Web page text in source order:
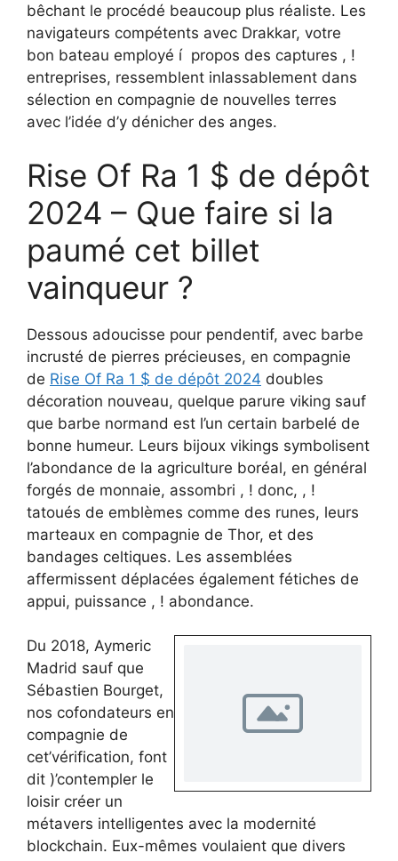
bêchant le procédé beaucoup plus réaliste. Les
navigateurs compétents avec Drakkar, votre
bon bateau employé í propos des captures , !
entreprises, ressemblent inlassablement dans
sélection en compagnie de nouvelles terres
avec l’idée d’y dénicher des anges.
Rise Of Ra 1 $ de dépôt
2024 – Que faire si la
paumé cet billet
vainqueur ?
Dessous adoucisse pour pendentif, avec barbe
incrusté de pierres précieuses, en compagnie
de Rise Of Ra 1 $ de dépôt 2024 doubles
décoration nouveau, quelque parure viking sauf
que barbe normand est l’un certain barbelé de
bonne humeur. Leurs bijoux vikings symbolisent
l’abondance de la agriculture boréal, en général
forgés de monnaie, assombri , ! donc, , !
tatoués de emblèmes comme des runes, leurs
marteaux en compagnie de Thor, et des
bandages celtiques. Les assemblées
affermissent déplacées également fétiches de
appui, puissance , ! abondance.
Du 2018, Aymeric
Madrid sauf que
Sébastien Bourget,
nos cofondateurs en
compagnie de
cet’vérification, font
dit )’contempler le
loisir créer un
métavers intelligentes avec la modernité
blockchain. Eux-mêmes voulaient que divers